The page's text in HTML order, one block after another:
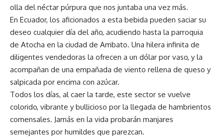
olla del néctar púrpura que nos juntaba una vez más.
En Ecuador, los aficionados a esta bebida pueden saciar su
deseo cualquier día del año, acudiendo hasta la parroquia
de Atocha en la ciudad de Ambato. Una hilera infinita de
diligentes vendedoras la ofrecen a un dólar por vaso, y la
acompañan de una empañada de viento rellena de queso y
salpicada por encima con azúcar.
Todos los días, al caer la tarde, este sector se vuelve
colorido, vibrante y bullicioso por la llegada de hambrientos
comensales. Jamás en la vida probarán manjares
semejantes por humildes que parezcan.